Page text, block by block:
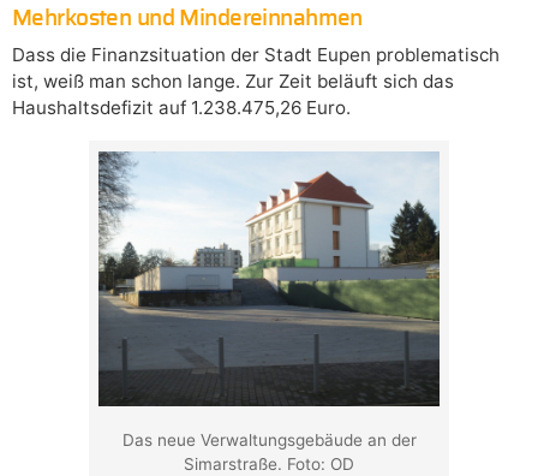
Mehrkosten und Mindereinnahmen
Dass die Finanzsituation der Stadt Eupen problematisch
ist, weiß man schon lange. Zur Zeit beläuft sich das
Haushaltsdefizit auf 1.238.475,26 Euro.
Das neue Verwaltungsgebäude an der
Simarstraße. Foto: OD